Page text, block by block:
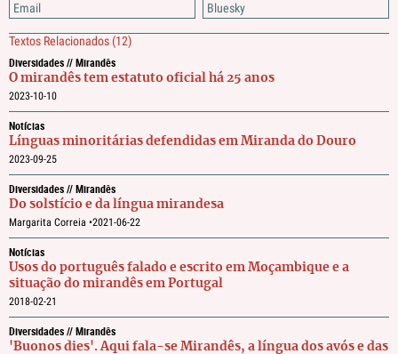
Email
Bluesky
Textos Relacionados (12)
Diversidades // Mirandês
O mirandês tem estatuto oficial há 25 anos
2023-10-10
Notícias
Línguas minoritárias defendidas em Miranda do Douro
2023-09-25
Diversidades // Mirandês
Do solstício e da língua mirandesa
Margarita Correia •2021-06-22
Notícias
Usos do português falado e escrito em Moçambique e a
situação do mirandês em Portugal
2018-02-21
Diversidades // Mirandês
'Buonos dies'. Aqui fala-se Mirandês, a língua dos avós e das